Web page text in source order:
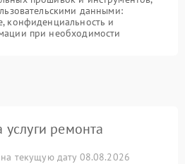
данными:
конфиденциальность и
при необходимости
ремонта
текущую дату 08.08.2026